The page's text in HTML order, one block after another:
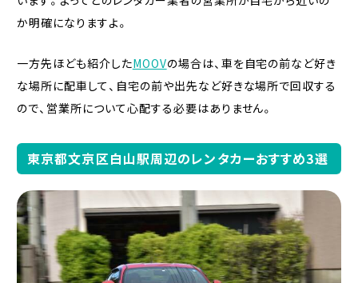
か明確になりますよ。
一方先ほども紹介したMOOVの場合は、車を自宅の前など好き
な場所に配車して、自宅の前や出先など好きな場所で回収する
ので、営業所について心配する必要はありません。
東京都文京区白山駅周辺のレンタカーおすすめ3選